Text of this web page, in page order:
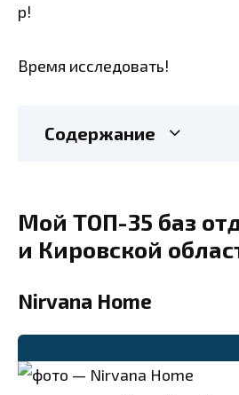
р!
Время исследовать!
Содержание
Мой ТОП-35 баз
и Кировской
Nirvana Home